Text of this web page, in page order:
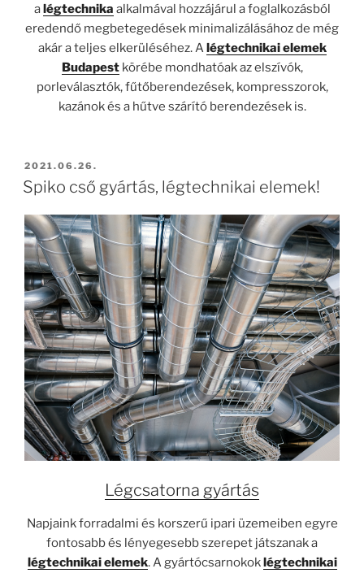
alégtechnika alkalmával hozzájárul a foglalkozásból
eredendő megbetegedések minimalizálásához de még
akár a teljes elkerüléséhez. Alégtechnikai elemek
Budapest körébe mondhatóak az elszívók,
porleválasztók, fűtőberendezések, kompresszorok,
kazánok és a hűtve szárító berendezések is.
BEKÜLDVE:
2021.06.26.
Spiko cső gyártás, légtechnikai elemek!
Légcsatorna gyártás
Napjaink forradalmi és korszerű ipari üzemeiben egyre
fontosabb és lényegesebb szerepet játszanak a
légtechnikai elemek. A gyártócsarnokoklégtechnikai